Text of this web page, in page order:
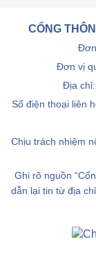
CỔNG
Đơn vị
Địa
Số điện thoại liên
Chịu trách nhiệm
Ghi rõ nguồn
dẫn lại tin từ địa